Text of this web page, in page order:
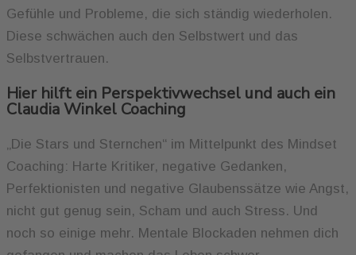
Gefühle und Probleme, die sich ständig wiederholen.
Diese schwächen auch den Selbstwert und das
Selbstvertrauen.
Hier hilft ein Perspektivwechsel und auch ein
Claudia Winkel Coaching
„Die Stars und Sternchen“ im Mittelpunkt des Mindset
Coaching: Harte Kritiker, negative Gedanken,
Perfektionisten und negative Glaubenssätze wie Angst,
nicht gut genug sein, Scham und auch Stress. Und
noch so einige mehr. Mentale Blockaden nehmen dich